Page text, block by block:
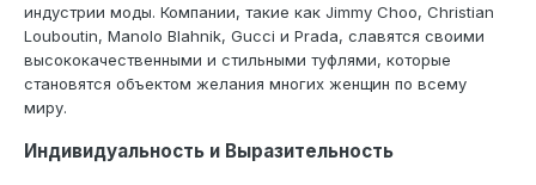
индустрии моды. Компании, такие как Jimmy Choo, Christian
Louboutin, Manolo Blahnik, Gucci и Prada, славятся своими
высококачественными и стильными туфлями, которые
становятся объектом желания многих женщин по всему
миру.
Индивидуальность и Выразительность